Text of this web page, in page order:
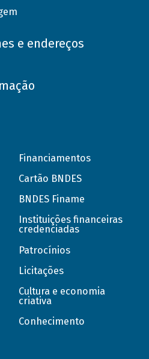
e endereços
Financiamentos
Cartão BNDES
BNDES Finame
Instituições financeiras
credenciadas
Patrocínios
Licitações
Cultura e economia
criativa
Conhecimento